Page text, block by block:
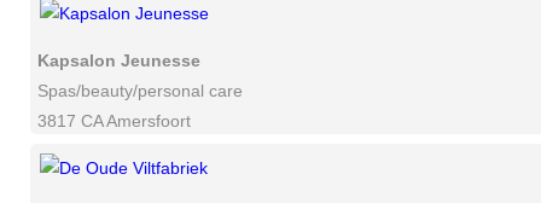
Kapsalon Jeunesse
Spas/beauty/personal care
3817 CA Amersfoort